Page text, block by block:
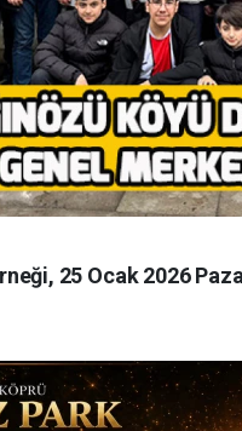
25 Ocak 2026